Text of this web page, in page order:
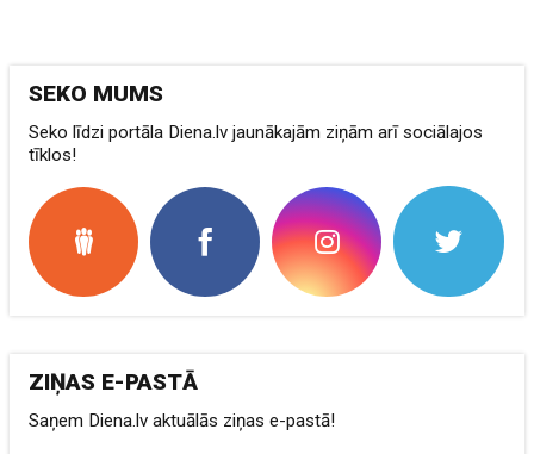
SEKO MUMS
Seko līdzi portāla Diena.lv jaunākajām ziņām arī sociālajos
tīklos!
ZIŅAS E-PASTĀ
Saņem Diena.lv aktuālās ziņas e-pastā!